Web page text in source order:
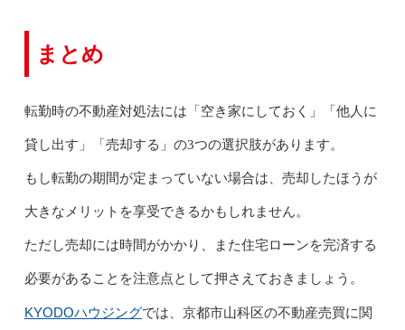
まとめ
転勤時の不動産対処法には「空き家にしておく」「他人に
貸し出す」「売却する」の3つの選択肢があります。
もし転勤の期間が定まっていない場合は、売却したほうが
大きなメリットを享受できるかもしれません。
ただし売却には時間がかかり、また住宅ローンを完済する
必要があることを注意点として押さえておきましょう。
KYODOハウジングでは、京都市山科区の不動産売買に関